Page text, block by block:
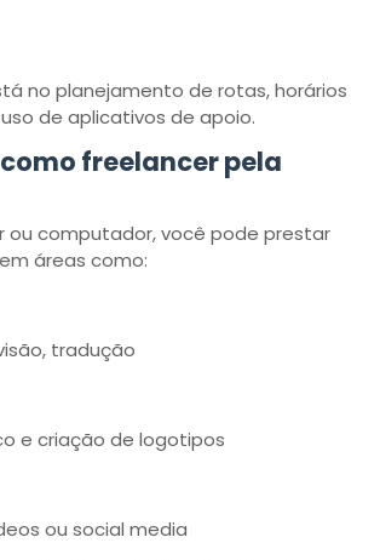
no planejamento de rotas, horários
de aplicativos de apoio.
como freelancer pela
ou computador, você pode prestar
áreas como:
tradução
e criação de logotipos
ou social media